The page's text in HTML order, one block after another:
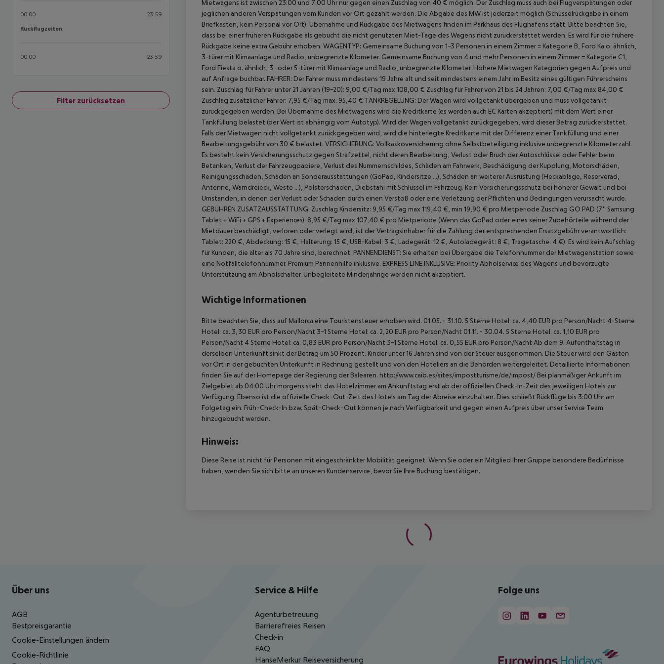
00:00 23:59
Rückflugzeiten
Rückflugzeiten
00:00 23:59
Filter zurücksetzen
Mietwagens ist zwischen 23:00 und 7:00 Uhr nur gegen einen Zuschlag von 40 € möglich. Der Zuschlag muss auch bei Flugverspätungen oder
jeglichen anderen Verspätungen vom Kunden vor Ort gezahlt werden. Die Abgabe des MW ist jederzeit möglich (Schüsselrückgabe in einem
Briefkasten, kein Personal vor Ort). Übernahme und Rückgabe des Mietwagens finden im Parkhaus des Flughafens statt. Bitte beachten Sie,
dass bei einer früheren Rückgabe als gebucht die nicht genutzten Miet-Tage des Wagens nicht zurückerstattet werden. Es wird für die frühere
Rückgabe keine extra Gebühr erhoben. WAGENTYP: Gemeinsame Buchung von 1-3 Personen in einem Zimmer = Kategorie B, Ford Ka o. ähnlich,
3-türer mit Klimaanlage und Radio, unbegrenzte Kilometer. Gemeinsame Buchung von 4 und mehr Personen in einem Zimmer = Kategorie C1,
Ford Fiesta o. ähnlich, 3- oder 5-türer mit Klimaanlage und Radio, unbegrenzte Kilometer. Höhere Mietwagen Kategorien gegen Aufpreis und
auf Anfrage buchbar. FAHRER: Der Fahrer muss mindestens 19 Jahre alt und seit mindestens einem Jahr im Besitz eines gültigen Führerscheins
sein. Zuschlag für Fahrer unter 21 Jahren (19-20): 9,00 €/Tag max 108,00 € Zuschlag für Fahrer von 21 bis 24 Jahren: 7,00 €/Tag max 84,00 €
Zuschlag zusätzlicher Fahrer: 7,95 €/Tag max. 95,40 € TANKREGELUNG: Der Wagen wird vollgetankt übergeben und muss vollgetankt
zurückgegeben werden. Bei Übernahme des Mietwagens wird die Kreditkarte (es werden auch EC Karten akzeptiert) mit dem Wert einer
Tankfüllung belastet (der Wert ist abhängig vom Autotyp). Wird der Wagen vollgetankt zurückgegeben, wird dieser Betrag zurückerstattet.
Falls der Mietwagen nicht vollgetankt zurückgegeben wird, wird die hinterlegte Kreditkarte mit der Differenz einer Tankfüllung und einer
Bearbeitungsgebühr von 30 € belastet. VERSICHERUNG: Vollkaskoversicherung ohne Selbstbeteiligung inklusive unbegrenzte Kilometerzahl.
Es besteht kein Versicherungsschutz gegen Strafzettel, nicht deren Bearbeitung, Verlust oder Bruch der Autoschlüssel oder Fehler beim
Betanken, Verlust der Fahrzeugpapiere, Verlust des Nummernschildes, Schäden am Fahrwerk, Beschädigung der Kupplung, Motorschäden,
Reinigungsschäden, Schäden an Sonderausstattungen (GoPad, Kindersitze ...), Schäden an weiterer Ausrüstung (Heckablage, Reserverad,
Antenne, Warndreieck, Weste ...), Polsterschäden, Diebstahl mit Schlüssel im Fahrzeug. Kein Versicherungsschutz bei höherer Gewalt und bei
Umständen, in denen der Verlust oder Schaden durch einen Verstoß oder eine Verletzung der Pflichten und Bedingungen verursacht wurde.
GEBÜHREN ZUSATZAUSSTATTUNG: Zuschlag Kindersitz: 9,95 €/Tag max 119,40 €, min 19,90 € pro Mietperiode Zuschlag GO PAD (7'' Samsung
Tablet + WiFi + GPS + Experiences): 8,95 €/Tag max 107,40 € pro Mietperiode (Wenn das GoPad oder eines seiner Zubehörteile während der
Mietdauer beschädigt, verloren oder verlegt wird, ist der Vertragsinhaber für die Zahlung der entsprechenden Ersatzgebühr verantwortlich:
Tablet: 220 €, Abdeckung: 15 €, Halterung: 15 €, USB-Kabel: 3 €, Ladegerät: 12 €, Autoladegerät: 8 €, Tragetasche: 4 €). Es wird kein Aufschlag
für Kunden, die älter als 70 Jahre sind, berechnet. PANNENDIENST: Sie erhalten bei Übergabe die Telefonnummer der Mietwagenstation sowie
eine Notfalltelefonnummer. Premium Pannenhilfe inklusive. EXPRESS LINE INKLUSIVE: Priority Abholservice des Wagens und bevorzugte
Unterstützung am Abholschalter. Unbegleitete Minderjährige werden nicht akzeptiert.
Wichtige Informationen
Bitte beachten Sie, dass auf Mallorca eine Touristensteuer erhoben wird. 01.05. - 31.10. 5 Sterne Hotel: ca. 4,40 EUR pro Person/Nacht 4-Sterne
Hotel: ca. 3,30 EUR pro Person/Nacht 3-1 Sterne Hotel: ca. 2,20 EUR pro Person/Nacht 01.11. - 30.04. 5 Sterne Hotel: ca. 1,10 EUR pro
Person/Nacht 4 Sterne Hotel: ca. 0,83 EUR pro Person/Nacht 3-1 Sterne Hotel: ca. 0,55 EUR pro Person/Nacht Ab dem 9. Aufenthaltstag in
derselben Unterkunft sinkt der Betrag um 50 Prozent. Kinder unter 16 Jahren sind von der Steuer ausgenommen. Die Steuer wird den Gästen
vor Ort in der gebuchten Unterkunft in Rechnung gestellt und von den Hoteliers an die Behörden weitergeleitet. Detaillierte Informationen
finden Sie auf der Homepage der Regierung der Balearen. http://www.caib.es/sites/impostturisme/de/impost/ Bei planmäßiger Ankunft im
Zielgebiet ab 04:00 Uhr morgens steht das Hotelzimmer am Ankunftstag erst ab der offiziellen Check-In-Zeit des jeweiligen Hotels zur
Verfügung. Ebenso ist die offizielle Check-Out-Zeit des Hotels am Tag der Abreise einzuhalten. Dies schließt Rückflüge bis 3:00 Uhr am
Folgetag ein. Früh-Check-In bzw. Spät-Check-Out können je nach Verfügbarkeit und gegen einen Aufpreis über unser Service Team
hinzugebucht werden.
Hinweis:
Diese Reise ist nicht für Personen mit eingeschränkter Mobilität geeignet. Wenn Sie oder ein Mitglied Ihrer Gruppe besondere Bedürfnisse
haben, wenden Sie sich bitte an unseren Kundenservice, bevor Sie Ihre Buchung bestätigen.
Footer navigation
Über uns
AGB
Bestpreisgarantie
Cookie-Einstellungen ändern
Cookie-Richtlinie
Service & Hilfe
Agenturbetreuung
Barrierefreies Reisen
Check-in
FAQ
HanseMerkur Reiseversicherung
Folge uns